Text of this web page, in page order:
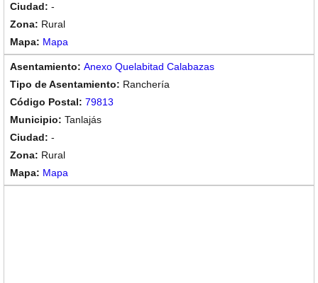
-
Rural
Mapa
Anexo Quelabitad Calabazas
Ranchería
79813
Tanlajás
-
Rural
Mapa